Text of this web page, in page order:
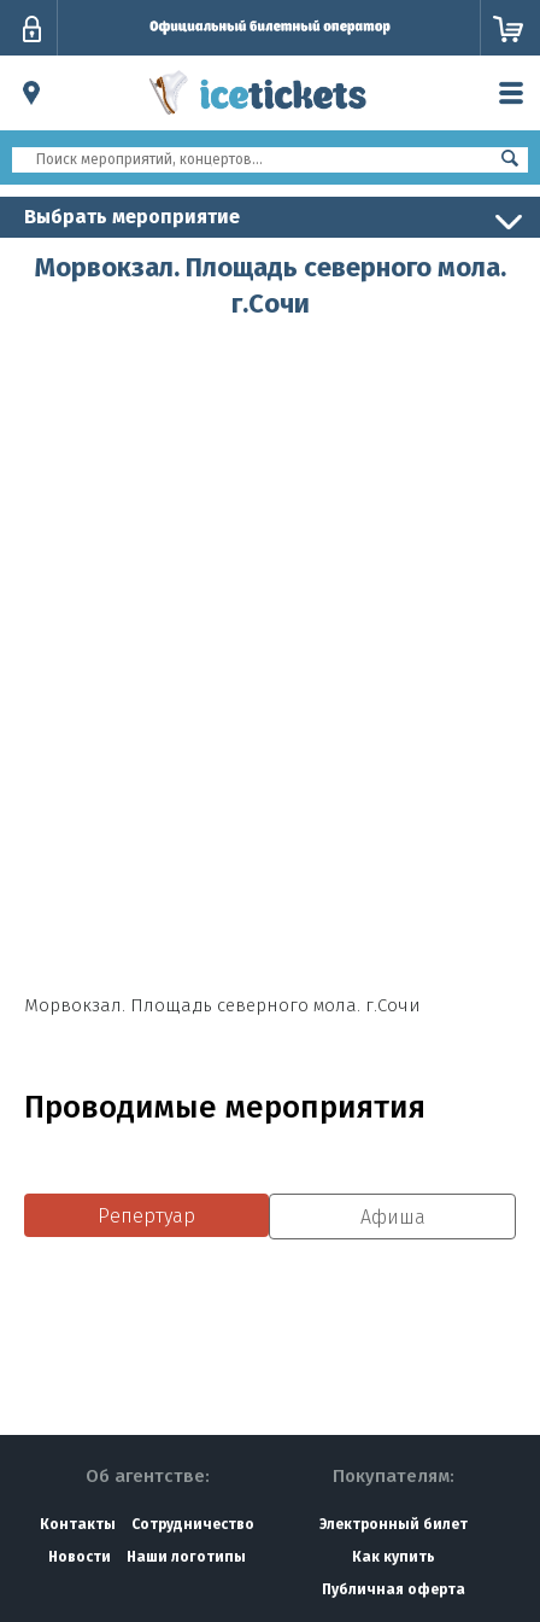
Выбрать мероприятие
Морвокзал. Площадь северного мола.
г.Сочи
Морвокзал. Площадь северного мола. г.Сочи
Проводимые мероприятия
Репертуар Афиша
Об агентстве:
Контакты
Сотрудничество
Новости
Наши логотипы
Покупателям:
Электронный билет
Как купить
Публичная оферта